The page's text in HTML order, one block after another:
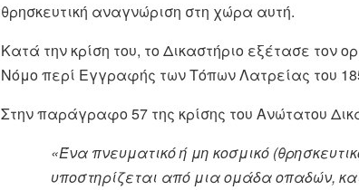
θρησκευτική αναγνώριση στη χώρα αυτή.
Κατά την κρίση του, το Δικαστήριο εξέτασε τον
Νόμο περί Εγγραφής των Τόπων Λατρείας του
Στην παράγραφο 57 της κρίσης του Ανώτατου
«Ένα πνευματικό ή μη κοσμικό
υποστηρίζεται από μια ομάδα οπαδών,